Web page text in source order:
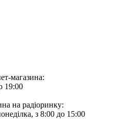
магазина:
19:00
на радіоринку:
з 8:00 до 15:00